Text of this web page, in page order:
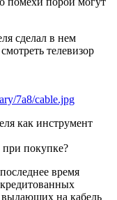
сделал в нем
телевизор
7a8/cable.jpg
как инструмент
покупке?
время
выдающих на кабель